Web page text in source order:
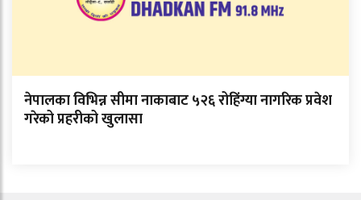
नेपालका विभिन्न सीमा नाकाबाट ५२६ रोहिंग्या नागरिक प्रवेश
गरेको प्रहरीको खुलासा